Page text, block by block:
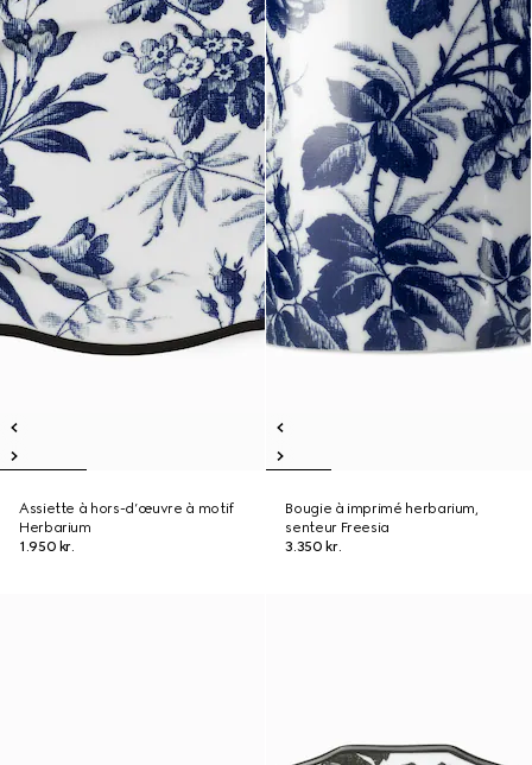
Assiette à hors-d’œuvre à motif
Herbarium
1.950 kr.
Bougie à imprimé herbarium,
senteur Freesia
3.350 kr.